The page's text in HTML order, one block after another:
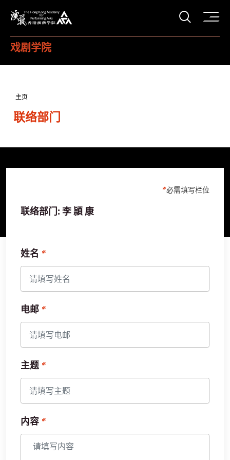
打开
戏剧学院
主页
联络部门
必需填写栏位
联络部门: 李 頴 康
姓名
电邮
主题
内容